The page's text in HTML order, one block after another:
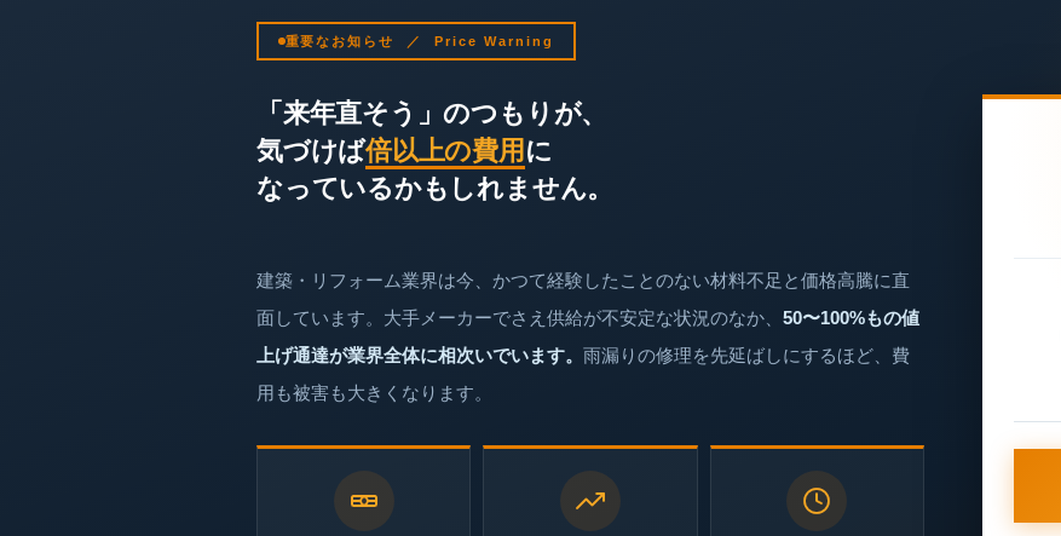
重要なお知らせ ／ Price Warning
「来年直そう」のつもりが、
気づけば倍以上の費用 に
なっているかもしれません。
建築・リフォーム業界は今、かつて経験したことのない材料不足と価格高騰に直
面しています。大手メーカーでさえ供給が不安定な状況のなか、 50〜100%もの値
上げ通達が業界全体に相次いでいます。 雨漏りの修理を先延ばしにするほど、費
用も被害も大きくなります。